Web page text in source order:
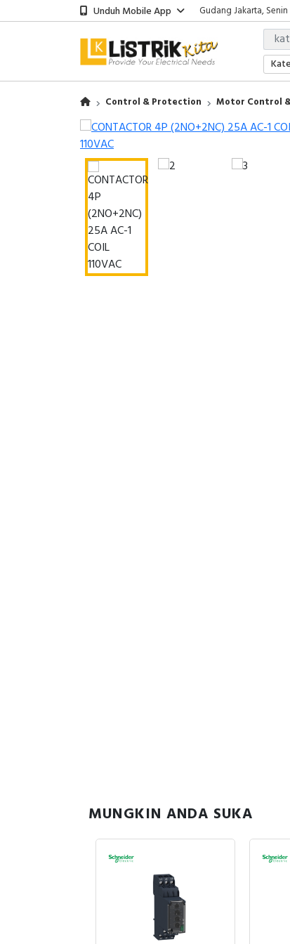
Unduh Mobile App
Gudang Jakarta,
Showroom Bali,
Kantor Jakarta, Senin -
Gudang Jakarta,
Showroom Bali, Senin
Control & Protection Motor Control
MUNGKIN ANDA SUKA